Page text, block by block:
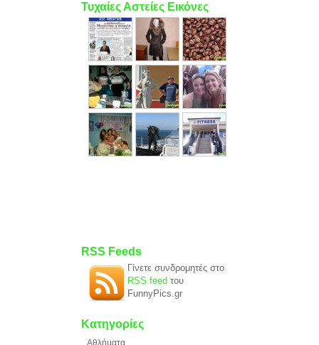
Τυχαίες Αστείες Εικόνες
RSS Feeds
Γίνετε συνδρομητές στο
RSS feed του
FunnyPics.gr
Κατηγορίες
Αθλήματα